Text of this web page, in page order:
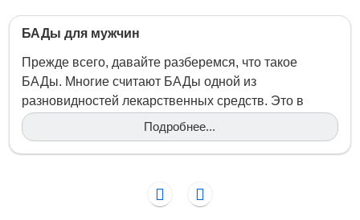
действия поливитаминной композиции на основе
пантогематогена и экстрактов растений лежит
уникальное сочетание противовоспалительного,
отхаркивающего, желче- и мочегонного действия.
Основные свойства:Корень солодки и мать-и-
антиаллергическое средство, трава душицы
обладает противомикробным,
БАДы для мужчин
Прежде всего, давайте разберемся, что такое
БАДы. Многие считают БАДы одной из
разновидностей лекарственных средств. Это в
корне неверно, ведь другое название БАДов –
«пищевые добавки». Именно поэтому БАДы не
подлежат обязательным клиническим испытаниям,
Подробнее...